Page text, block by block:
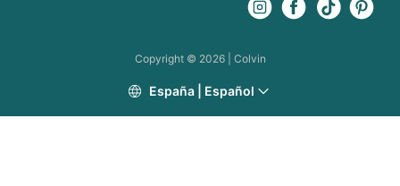
Copyright © 2026| Colvin
España Español